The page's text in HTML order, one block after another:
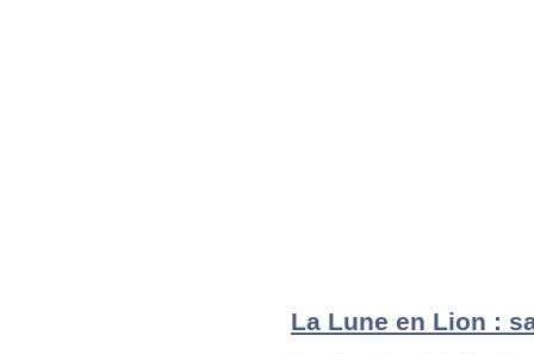
La Lune en Lion :